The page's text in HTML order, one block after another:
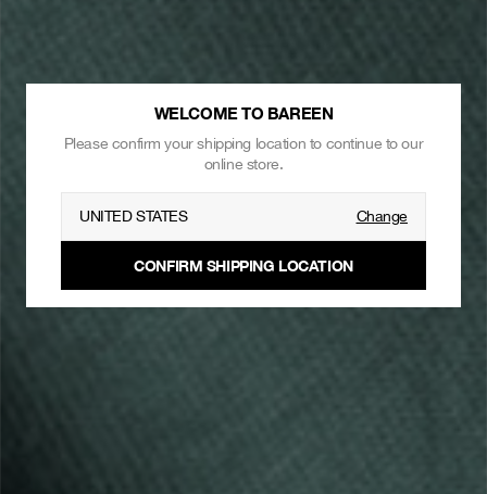
WELCOME TO BAREEN
Please confirm your shipping location to continue to our
online store.
UNITED STATES Change
CONFIRM SHIPPING LOCATION